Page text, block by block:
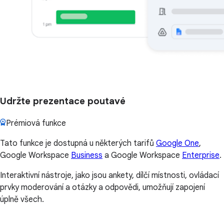
Udržte prezentace poutavé
Prémiová funkce
Tato funkce je dostupná u některých tarifů Google One,
Google Workspace Business a Google Workspace Enterprise.
Interaktivní nástroje, jako jsou ankety, dílčí místnosti, ovládací
prvky moderování a otázky a odpovědi, umožňují zapojení
úplně všech.